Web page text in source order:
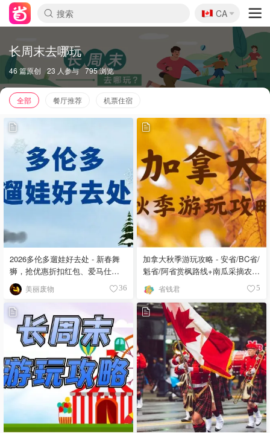
🇨🇦
CA
长周末去哪玩
46 篇原创 23 人参与 795 浏览
全部 餐厅推荐 机票住宿
2026多伦多遛娃好去处 - 新春舞
狮，抢优惠折扣红包、爱马仕礼
包，免费活动推荐！
美丽废物 36
加拿大秋季游玩攻略 - 安省/BC省/
魁省/阿省赏枫路线+南瓜采摘农场
推荐 省钱君 5